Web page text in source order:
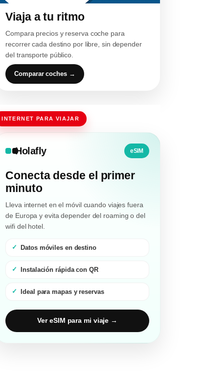
Viaja a tu ritmo
Compara precios y reserva coche para
recorrer cada destino por libre, sin depender
del transporte público.
Comparar coches →
INTERNET PARA VIAJAR
Holafly eSIM
Conecta desde el primer
minuto
Lleva internet en el móvil cuando viajes fuera
de Europa y evita depender del roaming o del
wifi del hotel.
Datos móviles en destino
Instalación rápida con QR
Ideal para mapas y reservas
Ver eSIM para mi viaje →